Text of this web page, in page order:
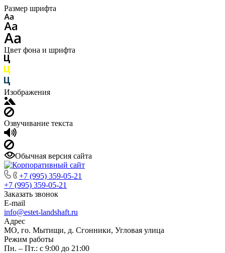
Размер шрифта
Цвет фона и шрифта
Изображения
Озвучивание текста
Обычная версия сайта
+7 (995) 359-05-21
+7 (995) 359-05-21
Заказать звонок
E-mail
info@estet-landshaft.ru
Адрес
МО, го. Мытищи, д. Сгонники, Угловая улица
Режим работы
Пн. – Пт.: с 9:00 до 21:00